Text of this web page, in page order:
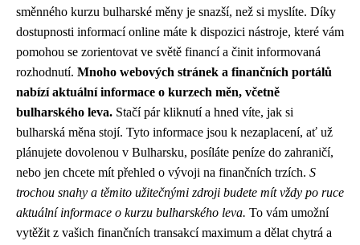
směnného kurzu bulharské měny je snazší, než si myslíte. Díky
dostupnosti informací online máte k dispozici nástroje, které vám
pomohou se zorientovat ve světě financí a činit informovaná
rozhodnutí. Mnoho webových stránek a finančních portálů
nabízí aktuální informace o kurzech měn, včetně
bulharského leva. Stačí pár kliknutí a hned víte, jak si
bulharská měna stojí. Tyto informace jsou k nezaplacení, ať už
plánujete dovolenou v Bulharsku, posíláte peníze do zahraničí,
nebo jen chcete mít přehled o vývoji na finančních trzích. S
trochou snahy a těmito užitečnými zdroji budete mít vždy po ruce
aktuální informace o kurzu bulharského leva. To vám umožní
vytěžit z vašich finančních transakcí maximum a dělat chytrá a